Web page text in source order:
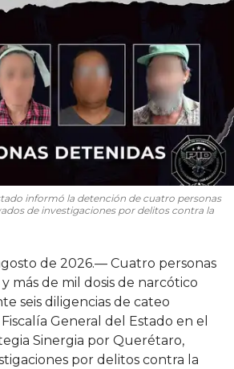
informó la detención de cuatro personas
de investigaciones por delitos contra la
de 2026.— Cuatro personas
más de mil dosis de narcótico
seis diligencias de cateo
General del Estado en el
Sinergia por Querétaro,
por delitos contra la